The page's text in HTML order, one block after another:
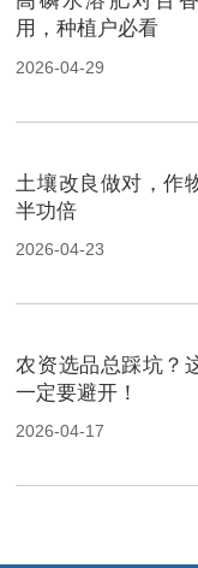
用，种植户必看
2026-04-29
土壤改良做对，作
半功倍
2026-04-23
农资选品总踩坑？
一定要避开！
2026-04-17